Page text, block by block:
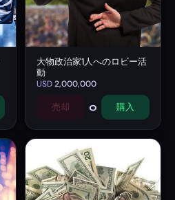
大物政治家1人へのロビー活
動
USD2,000,000
売却 0 購入